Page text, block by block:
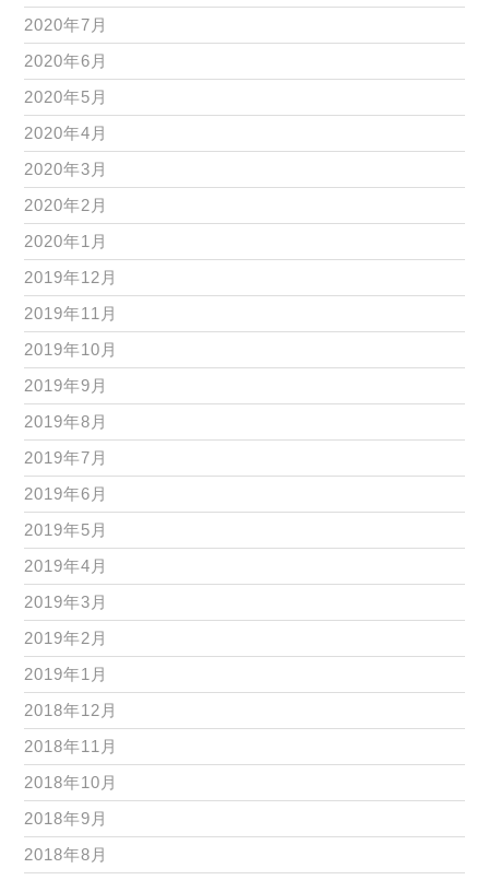
2020年7月
2020年6月
2020年5月
2020年4月
2020年3月
2020年2月
2020年1月
2019年12月
2019年11月
2019年10月
2019年9月
2019年8月
2019年7月
2019年6月
2019年5月
2019年4月
2019年3月
2019年2月
2019年1月
2018年12月
2018年11月
2018年10月
2018年9月
2018年8月